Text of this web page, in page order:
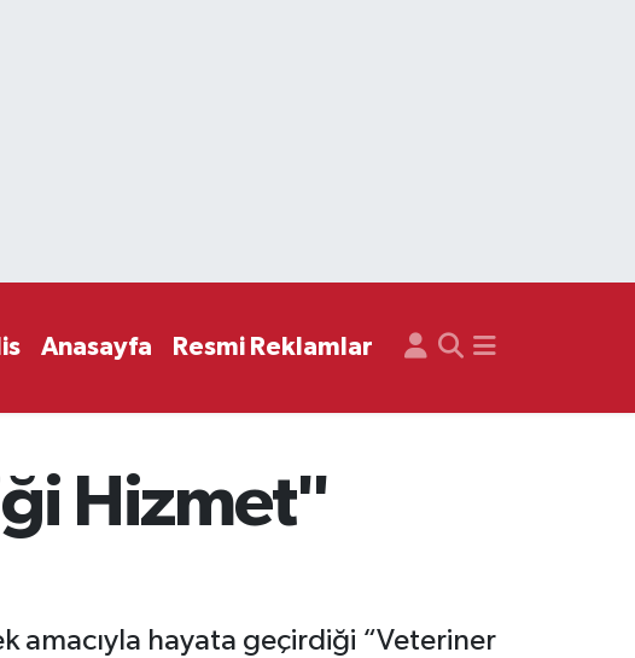
Anasayfa Resmi Reklamlar
Hizmet"
amacıyla hayata geçirdiği “Veteriner